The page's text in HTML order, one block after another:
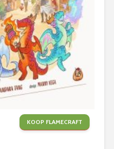
KOOP FLAMECRAFT